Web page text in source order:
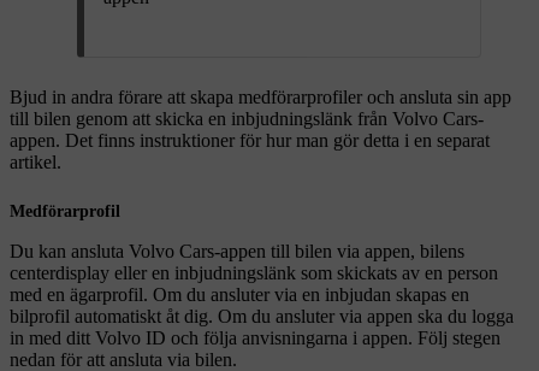
Bjud in andra förare att skapa medförarprofiler och ansluta sin app
till bilen genom att skicka en inbjudningslänk från Volvo Cars-
appen. Det finns instruktioner för hur man gör detta i en separat
artikel.
Medförarprofil
Du kan ansluta Volvo Cars-appen till bilen via appen, bilens
centerdisplay eller en inbjudningslänk som skickats av en person
med en ägarprofil. Om du ansluter via en inbjudan skapas en
bilprofil automatiskt åt dig. Om du ansluter via appen ska du logga
in med ditt Volvo ID och följa anvisningarna i appen. Följ stegen
nedan för att ansluta via bilen.